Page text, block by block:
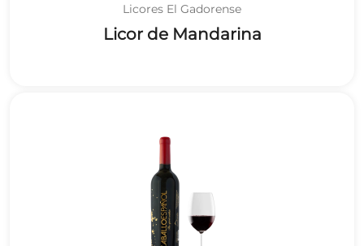
Licores El Gadorense
Licor de Mandarina